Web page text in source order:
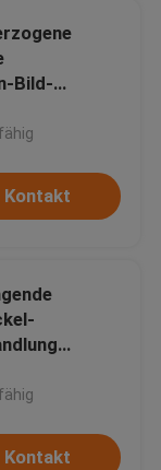
Bild-
Kontakt
Kontakt